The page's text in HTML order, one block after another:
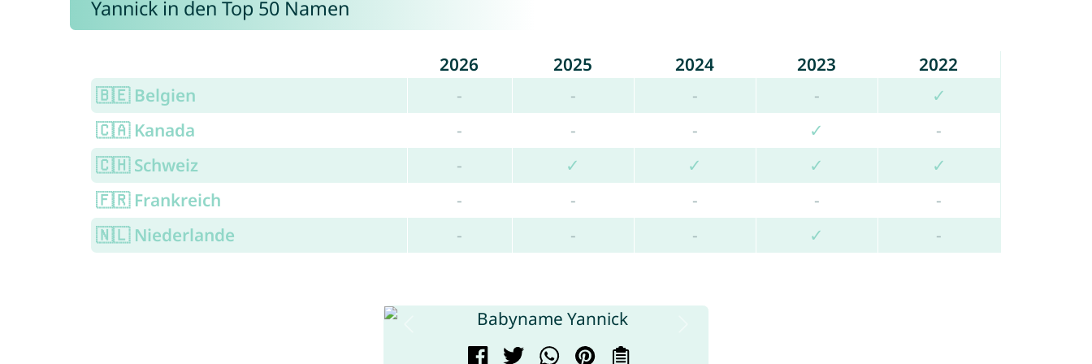
Yannick in den Top 50 Namen
2026 2025 2024 2023
2022
🇧🇪 Belgien
- - - -
✓
🇨🇦 Kanada
- - - ✓
-
🇨🇭 Schweiz
- ✓ ✓ ✓
✓
🇫🇷 Frankreich
- - - -
-
🇳🇱 Niederlande
- - - ✓ -